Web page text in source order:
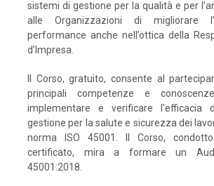
sistemi di gestione per la qualità e per
alle Organizzazioni di migliorare
performance anche nell’ottica della
d’Impresa.
Il Corso, gratuito, consente al
principali competenze e
implementare e verificare l'efficacia
gestione per la salute e sicurezza dei
norma ISO 45001. Il Corso,
certificato, mira a formare un
45001:2018.